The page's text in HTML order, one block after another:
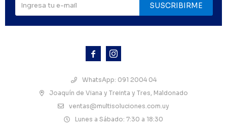
 
WhatsApp: 091 2004 04
Joaquín de Viana y Treinta y Tres, Maldonado
ventas@multisoluciones.com.uy
Lunes a Sábado: 7:30 a 18:30
SUSCRIBIRME